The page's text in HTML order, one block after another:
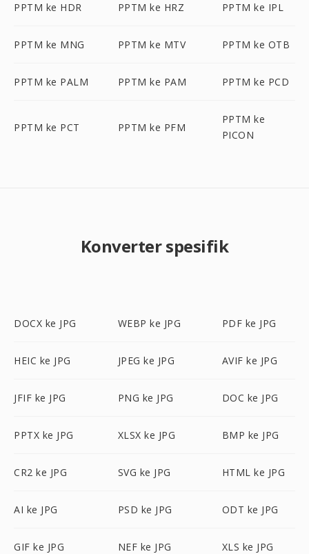
PPTM ke HDR PPTM ke HRZ PPTM ke IPL
PPTM ke MNG PPTM ke MTV PPTM ke OTB
PPTM ke PALM PPTM ke PAM PPTM ke PCD
PPTM ke PCT PPTM ke PFM
PPTM ke
PICON
Konverter spesifik
DOCX ke JPG WEBP ke JPG PDF ke JPG
HEIC ke JPG JPEG ke JPG AVIF ke JPG
JFIF ke JPG PNG ke JPG DOC ke JPG
PPTX ke JPG XLSX ke JPG BMP ke JPG
CR2 ke JPG SVG ke JPG HTML ke JPG
AI ke JPG PSD ke JPG ODT ke JPG
GIF ke JPG NEF ke JPG XLS ke JPG